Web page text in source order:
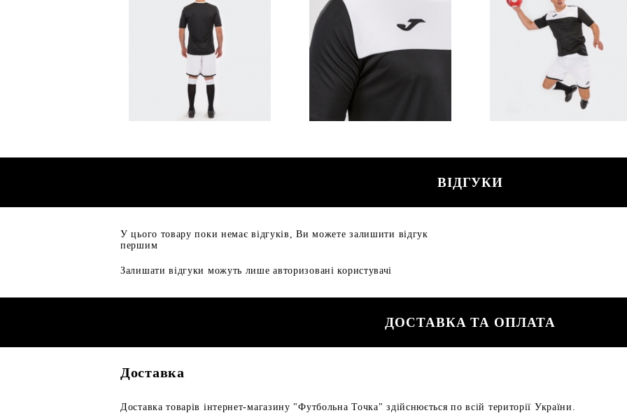
ВІДГУКИ
У цього товару поки немає відгуків, Ви можете залишити відгук
першим
Залишати відгуки можуть лише авторизовані користувачі
ДОСТАВКА ТА ОПЛАТА
Доставка
Доставка товарів інтернет-магазину "Футбольна Точка" здійснюється по всій території України.